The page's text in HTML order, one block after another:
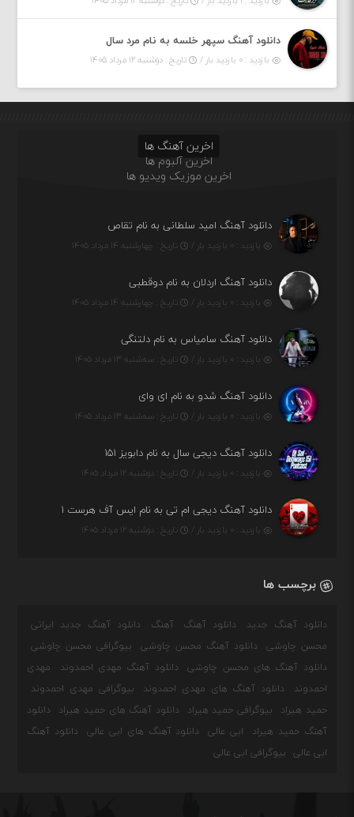
دانلود آهنگ سپهر خلسه به نام مرد سال
بازدید : ۰ بازدید بار / تاریخ : دوشنبه ۱۲ مرداد ۱۴۰۵
اخرین آهنگ ها
اخرین آلبوم ها
اخرین موزیک ویدیو ها
دانلود آهنگ امید سلطانی به نام تقاص
بازدید : ۰ بازدید بار / تاریخ : چهارشنبه ۱۴ مرداد ۱۴۰۵
دانلود آهنگ اردلان به نام دوقطبی
بازدید : ۰ بازدید بار / تاریخ : چهارشنبه ۱۴ مرداد ۱۴۰۵
دانلود آهنگ سامیاس به نام دلتنگی
بازدید : ۰ بازدید بار / تاریخ : سه‌شنبه ۱۳ مرداد ۱۴۰۵
دانلود آهنگ شدو به نام ای وای
بازدید : ۰ بازدید بار / تاریخ : سه‌شنبه ۱۳ مرداد ۱۴۰۵
دانلود آهنگ دیجی سال به نام دابویز ۱۵۱
بازدید : ۰ بازدید بار / تاریخ : دوشنبه ۱۲ مرداد ۱۴۰۵
دانلود آهنگ دیجی ام تی به نام ایس آف هرست ۱
بازدید : ۰ بازدید بار / تاریخ : دوشنبه ۱۲ مرداد ۱۴۰۵
برچسب ها
دانلود آهنگ جدید دانلود آهنگ آهنگ
دانلود آهنگ جدید ایرانی
محسن چاوشی
دانلود آهنگ محسن چاوشی
بیوگرافی محسن چاوشی
دانلود آهنگ های محسن چاوشی
دانلود آهنگ مهدی احمدوند
مهدی
احمدوند
دانلود آهنگ های مهدی احمدوند
بیوگرافی مهدی احمدوند
حمید هیراد
بیوگرافی حمید هیراد دانلود آهنگ های حمید هیراد
دانلود
آهنگ حمید هیراد
ابی عالی دانلود آهنگ های ابی عالی
دانلود آهنگ
ابی عالی
بیوگرافی ابی عالی